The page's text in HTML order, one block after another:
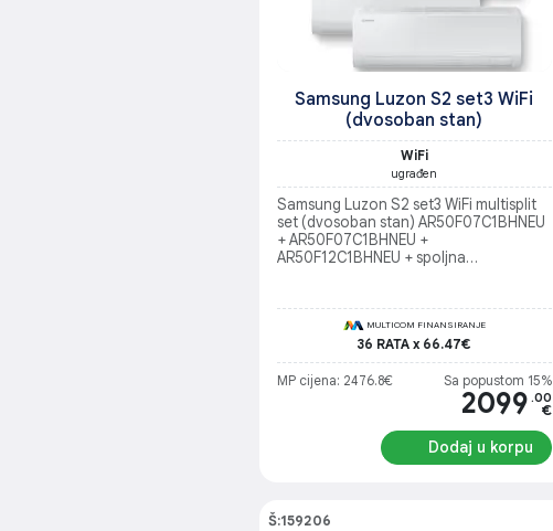
Samsung Luzon S2 set3 WiFi
(dvosoban stan)
WiFi
ugrađen
Samsung Luzon S2 set3 WiFi multisplit
set (dvosoban stan) AR50F07C1BHNEU
+ AR50F07C1BHNEU +
AR50F12C1BHNEU + spoljna
Dnevna do 35m2
MULTICOM FINANSIRANJE
36 RATA x 66.47€
MP cijena: 2476.8€ Sa popustom 15%
2099 .00
€
Dodaj u korpu
Š:159206